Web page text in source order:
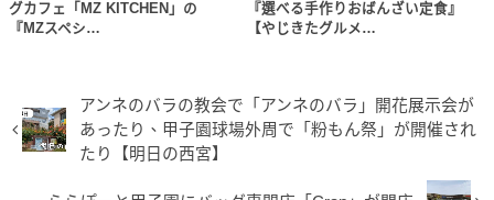
グカフェ「MZ KITCHEN」の
『MZスペシ…
『選べる手作りおばんざい定食』
【やじきたグルメ…
アンネのバラの教会で「アンネのバラ」開花展示会が
あったり、甲子園球場外周で「粉もん祭」が開催され
たり【明日の西宮】